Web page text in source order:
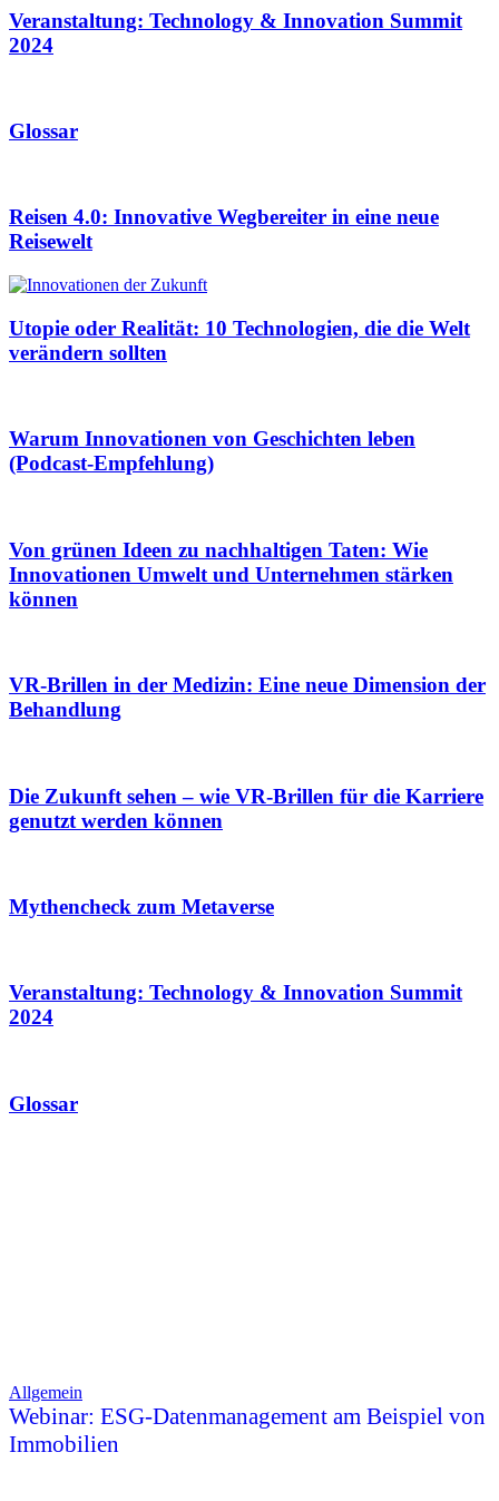
Veranstaltung: Technology & Innovation Summit
2024
Glossar
Reisen 4.0: Innovative Wegbereiter in eine neue
Reisewelt
Utopie oder Realität: 10 Technologien, die die Welt
verändern sollten
Warum Innovationen von Geschichten leben
(Podcast-Empfehlung)
Von grünen Ideen zu nachhaltigen Taten: Wie
Innovationen Umwelt und Unternehmen stärken
können
VR-Brillen in der Medizin: Eine neue Dimension der
Behandlung
Die Zukunft sehen – wie VR-Brillen für die Karriere
genutzt werden können
Mythencheck zum Metaverse
Veranstaltung: Technology & Innovation Summit
2024
Glossar
Allgemein
Webinar: ESG-Datenmanagement am Beispiel von
Immobilien